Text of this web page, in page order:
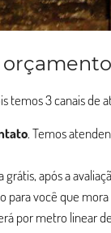
temos 3 canais
. Temos
após a
para você que
por metro linear